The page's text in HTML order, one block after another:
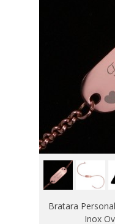
Bratara
Inox